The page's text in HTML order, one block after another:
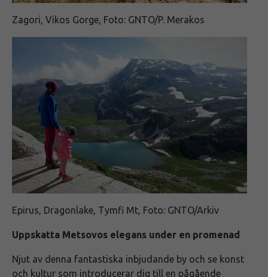
Zagori, Vikos Gorge, Foto: GNTO/P. Merakos
Epirus, Dragonlake, Tymfi Mt, Foto: GNTO/Arkiv
Uppskatta Metsovos elegans under en promenad
Njut av denna fantastiska inbjudande by och se konst
och kultur som introducerar dig till en pågående